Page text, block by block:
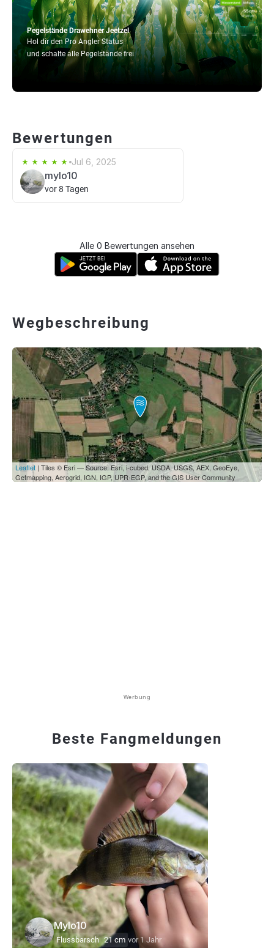
Pegelstände Drawehner Jeetzel
Hol dir den Pro Angler Status
und schalte alle Pegelstände frei
Bewertungen
Jul 6, 2025
mylo10
vor 8 Tagen
Alle 0 Bewertungen ansehen
Wegbeschreibung
Leaflet | Tiles © Esri — Source: Esri, i-cubed, USDA, USGS, AEX, GeoEye,
Getmapping, Aerogrid, IGN, IGP, UPR-EGP, and the GIS User Community
Werbung
Beste Fangmeldungen
Mylo10
Flussbarsch 21 cm vor 1 Jahr